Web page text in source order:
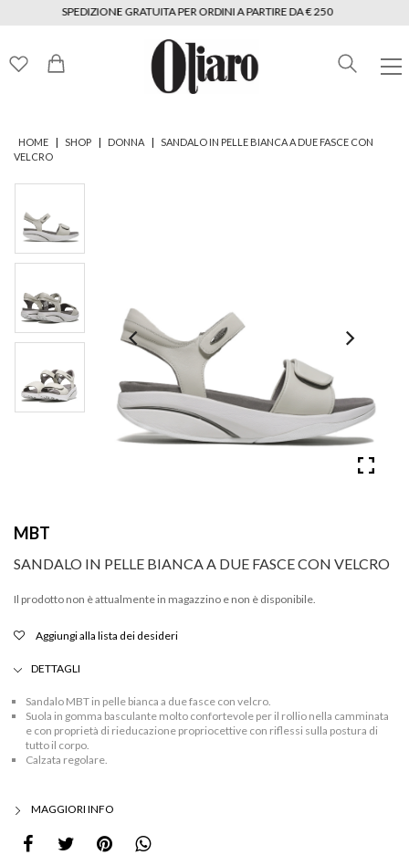
SPEDIZIONE GRATUITA PER ORDINI A PARTIRE DA € 250
HOME | SHOP | DONNA |
SANDALO IN PELLE BIANCA A DUE FASCE CON
VELCRO
MBT
SANDALO IN PELLE BIANCA A DUE FASCE CON VELCRO
Il prodotto non è attualmente in magazzino e non è disponibile.
Aggiungi alla lista dei desideri
DETTAGLI
Sandalo MBT in pelle bianca a due fasce con velcro.
Suola in gomma basculante molto confortevole per il rollio nella camminata
e con proprietà di rieducazione propriocettive con riflessi sulla postura di
tutto il corpo.
Calzata regolare.
MAGGIORI INFO